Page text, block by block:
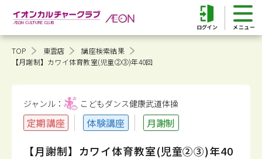
ログイン
TOP 東雲店
講座検索結果
【月謝制】カワイ体育教室(児童②③)年40回
ジャンル： こどもダンス健康武道体操
定期講座 体験講座 月謝制
【月謝制】カワイ体育教室(児童②③)年40